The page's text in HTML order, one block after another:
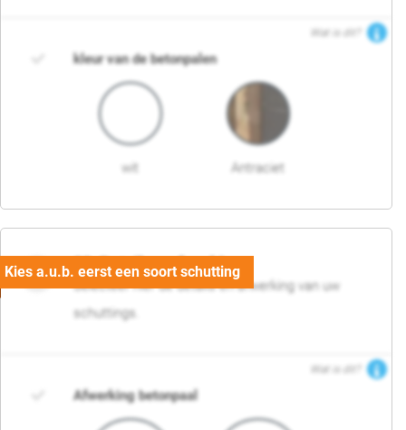
Wat is dit?
kleur van de betonpalen
wit Antraciet
03. Detail en afwerking
Selecteer hier de details en afwerking van uw
schuttings.
Wat is dit?
Afwerking betonpaal